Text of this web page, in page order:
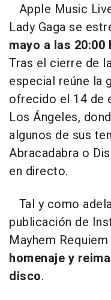
Apple Music
Lady Gaga se
mayo a las
Tras el cierre de
especial reúne la
ofrecido el 14 de
Los Ángeles,
algunos de sus
Abracadabra o
en directo.
Tal y como
publicación de
Mayhem
homenaje y
disco.